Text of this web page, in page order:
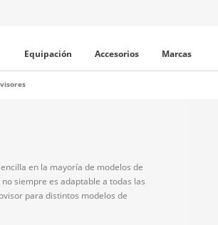
Equipación Accesorios Marcas
en la mayoría de modelos de
siempre es adaptable a todas las
para distintos modelos de